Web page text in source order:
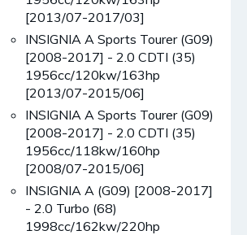
[2013/07-2017/03]
INSIGNIA A Sports Tourer (G09)
[2008-2017] - 2.0 CDTI (35)
1956cc/120kw/163hp
[2013/07-2015/06]
INSIGNIA A Sports Tourer (G09)
[2008-2017] - 2.0 CDTI (35)
1956cc/118kw/160hp
[2008/07-2015/06]
INSIGNIA A (G09) [2008-2017]
- 2.0 Turbo (68)
1998cc/162kw/220hp